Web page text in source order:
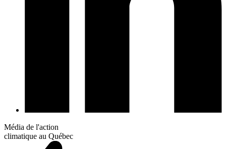
Média de l'action
climatique au Québec